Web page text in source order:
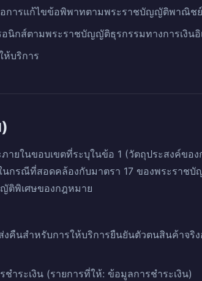
อการแก้ไขข้อพิพาทตามพระราชบัญญัติพาณิช
อนิกส์ตามพระราชบัญญัติธุรกรรมทางการเงิน
ห้บริการ
ยในขอบเขตที่ระบุในข้อ 1 (วัตถุประสงค์ขอ
กรณีที่สอดคล้องกับมาตรา 17 ของพระราช
ติพิเศษของกฎหมาย
คืนสำหรับการให้บริการยืนยันตัวตนสินค้าจริ
ำระเงิน (รายการที่ให้: ข้อมูลการชำระเงิน)